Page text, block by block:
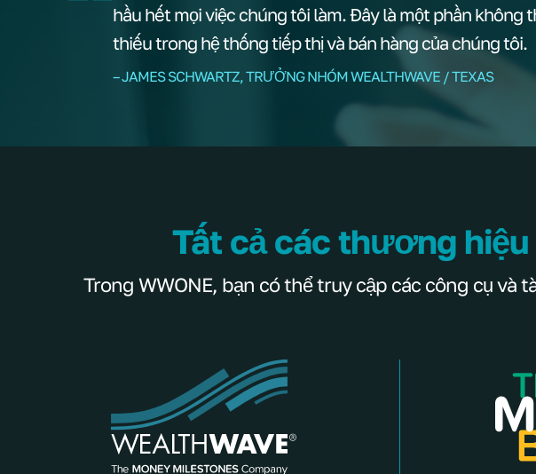
hầu hết mọi việc chúng tôi làm. Đây là một phần không
thiếu trong hệ thống tiếp thị và bán hàng của chúng tôi.
– JAMES SCHWARTZ, TRƯỞNG NHÓM WEALTHWAVE / TEXAS
Tất cả các thương
Trong WWONE, bạn có thể truy cập các công cụ